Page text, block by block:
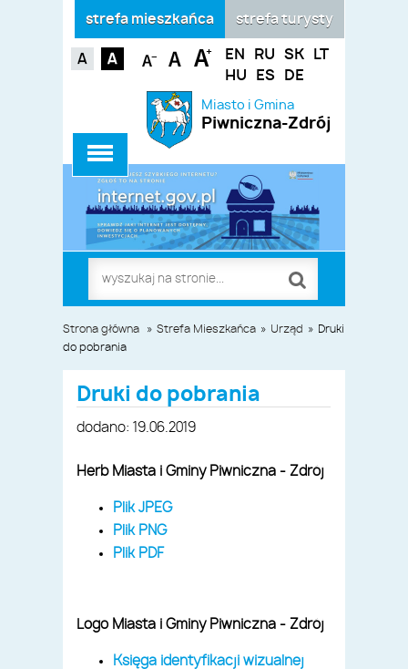
Miasto i Gmina
Piwniczna-Zdrój
EN RU SK
LT
HU
ES DE
strefa turysty
strefa mieszkańca
Strona główna » Strefa Mieszkańca » Urząd » Druki
do pobrania
Druki do pobrania
dodano: 19.06.2019
Herb Miasta i Gminy Piwniczna - Zdrój
Plik JPEG
Plik PNG
Plik PDF
Logo Miasta i Gminy Piwniczna - Zdrój
Księga identyfikacji wizualnej